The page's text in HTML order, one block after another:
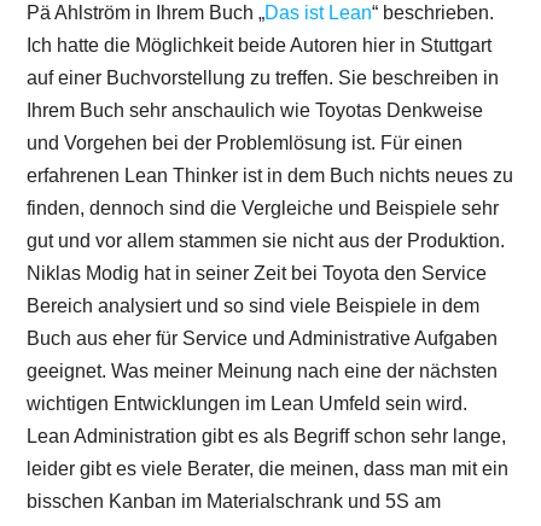
Pä Ahlström in Ihrem Buch „Das ist Lean“ beschrieben.
Ich hatte die Möglichkeit beide Autoren hier in Stuttgart
auf einer Buchvorstellung zu treffen. Sie beschreiben in
Ihrem Buch sehr anschaulich wie Toyotas Denkweise
und Vorgehen bei der Problemlösung ist. Für einen
erfahrenen Lean Thinker ist in dem Buch nichts neues zu
finden, dennoch sind die Vergleiche und Beispiele sehr
gut und vor allem stammen sie nicht aus der Produktion.
Niklas Modig hat in seiner Zeit bei Toyota den Service
Bereich analysiert und so sind viele Beispiele in dem
Buch aus eher für Service und Administrative Aufgaben
geeignet. Was meiner Meinung nach eine der nächsten
wichtigen Entwicklungen im Lean Umfeld sein wird.
Lean Administration gibt es als Begriff schon sehr lange,
leider gibt es viele Berater, die meinen, dass man mit ein
bisschen Kanban im Materialschrank und 5S am